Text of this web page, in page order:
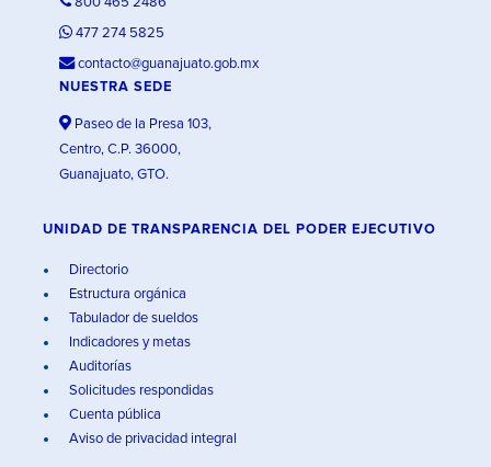
477 274 5825
contacto@guanajuato.gob.mx
NUESTRA SEDE
Paseo de la Presa 103,
Centro, C.P. 36000,
Guanajuato, GTO.
UNIDAD DE TRANSPARENCIA DEL PODER EJECUTIVO
Directorio
Estructura orgánica
Tabulador de sueldos
Indicadores y metas
Auditorías
Solicitudes respondidas
Cuenta pública
Aviso de privacidad integral